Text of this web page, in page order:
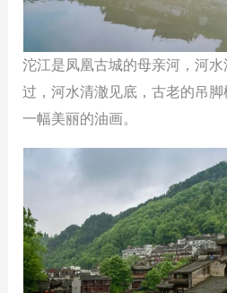
沱江是凤凰古城的母亲河，河
过，河水清澈见底，古老的吊
一幅美丽的油画。